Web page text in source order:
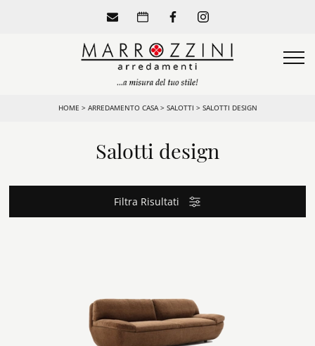
HOME > ARREDAMENTO CASA> SALOTTI > SALOTTI DESIGN
Salotti design
Filtra Risultati